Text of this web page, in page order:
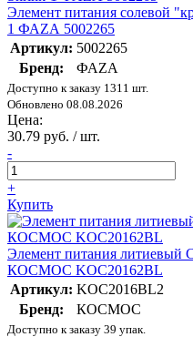
Элемент питания солевой
1 ФАZА 5002265
Артикул: 5002265
Бренд:
ФАZА
Доступно к заказу 1311 шт.
Обновлено 08.08.2026
Цена:
30.79 руб. / шт.
-
+
Купить
Элемент питания литиевый
КОСМОС KOC20162BL
Артикул: KOC2016BL2
Бренд:
КОСМОС
Доступно к заказу 39 упак.